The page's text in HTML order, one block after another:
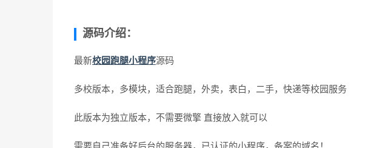
源码介绍：
最新校园跑腿小程序源码
多校版本，多模块，适合跑腿，外卖，表白，二手，快递等校园服务
此版本为独立版本，不需要微擎 直接放入就可以